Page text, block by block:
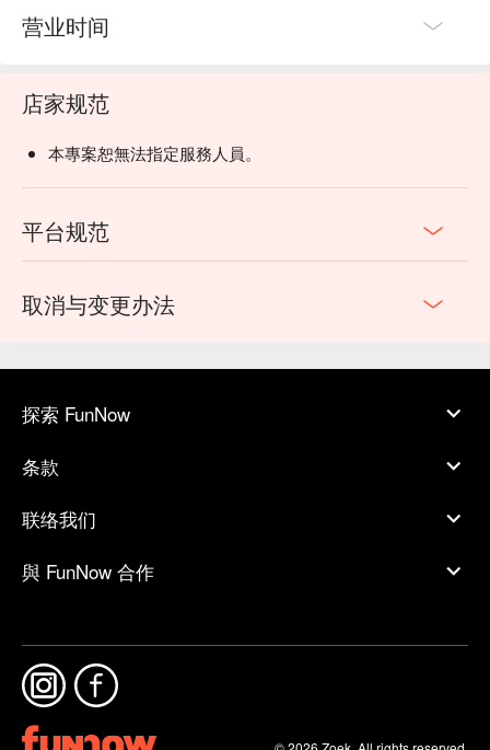
营业时间
店家规范
本專案恕無法指定服務人員。
平台规范
取消与变更办法
探索 FunNow
条款
联络我们
與 FunNow 合作